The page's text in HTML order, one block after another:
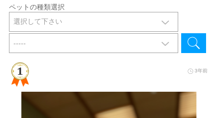
ペットの種類選択
3年前